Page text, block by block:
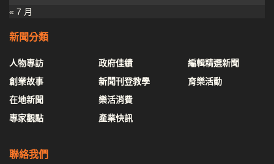
« 7 月
新聞分類
人物專訪
創業故事
在地新聞
專家觀點
政府佳績
新聞刊登教學
樂活消費
產業快訊
編輯精選新聞
育樂活動
聯絡我們